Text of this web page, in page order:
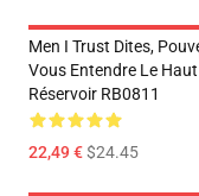
Men I Trust Dites,
Vous Entendre Le Haut
Réservoir RB0811
22,49 €$24.45